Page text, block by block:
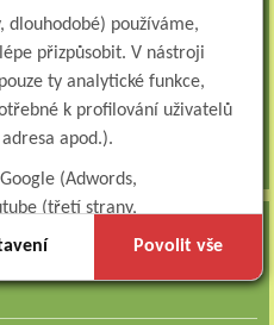
přijme
pracovního
Požadujeme:odbornou způsobi...
místa »
dlouhodobé) používáme,
přizpůsobit. V nástroji
ty analytické funkce,
k profilování uživatelů
apod.).
(Adwords,
(třetí strany,
k marketingovému
reklamy na
Povolit vše